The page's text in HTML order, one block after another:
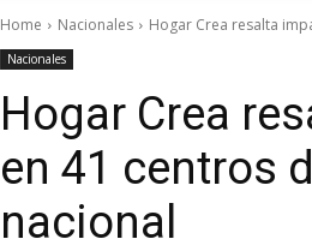
Home Nacionales Hogar Crea resalta
Nacionales
Hogar Crea
en 41 centros
nacional